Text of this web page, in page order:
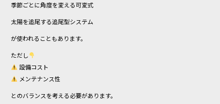
季節ごとに角度を変える可変式
太陽を追尾する追尾型システム
が使われることもあります。
ただし
設備コスト
メンテナンス性
とのバランスを考える必要があります。